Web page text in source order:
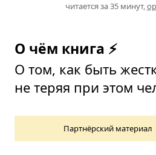
читается за 35 минут,
О чём книга ⚡
О том, как быть
не теряя при этом
Партнёрский материал